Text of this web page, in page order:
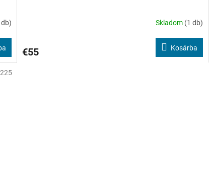
db) Skladom (1 db)
€55 Kosárba